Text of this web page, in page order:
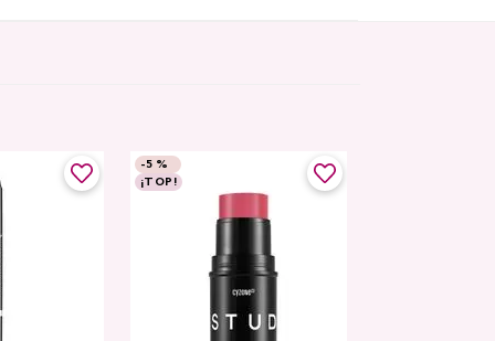
-5 %
¡TOP!